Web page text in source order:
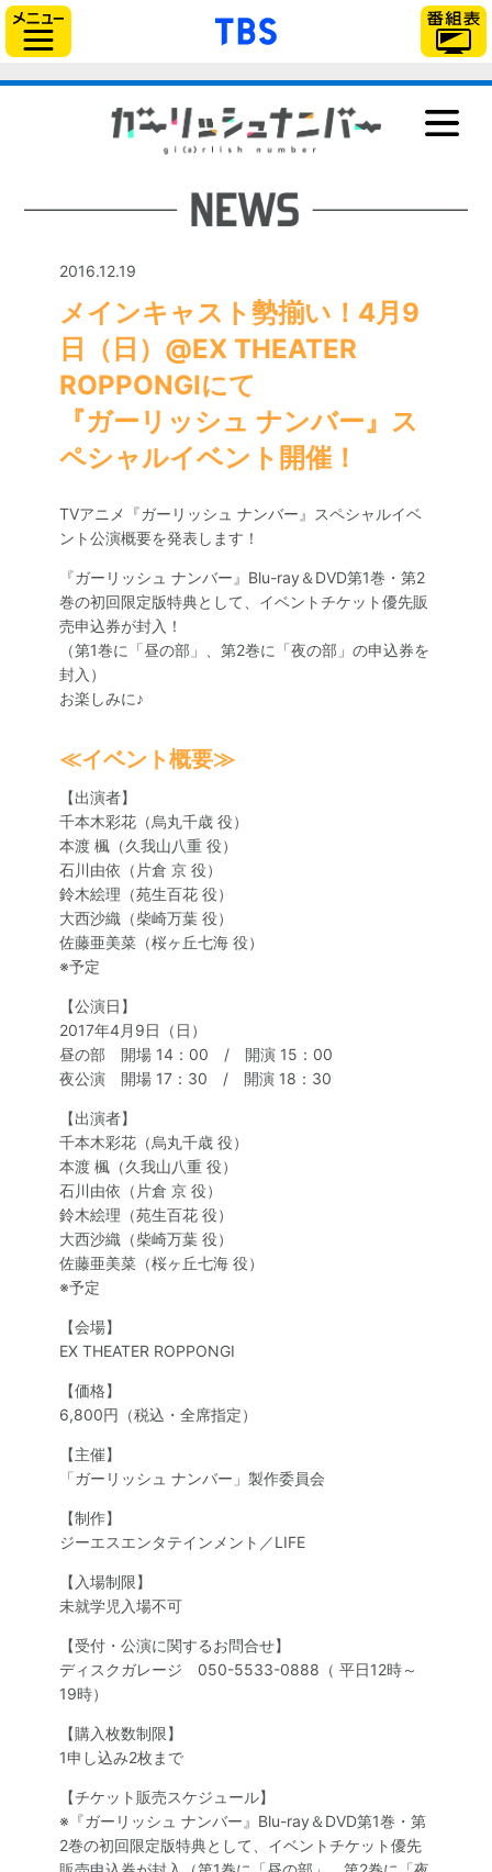
「TBSテレビ」トップ
NEWS
ONAIR
STAFF＆CAST
Blu-ray＆DVD
MUSIC
BOOK
2016.12.19
メインキャスト勢揃い！4月9
日（日）@EX THEATER
ROPPONGIにて
『ガーリッシュ ナンバー』ス
ペシャルイベント開催！
TVアニメ『ガーリッシュ ナンバー』スペシャルイベ
ント公演概要を発表します！
『ガーリッシュ ナンバー』Blu-ray＆DVD第1巻・第2
巻の初回限定版特典として、イベントチケット優先販
売申込券が封入！
（第1巻に「昼の部」、第2巻に「夜の部」の申込券を
封入）
お楽しみに♪
≪イベント概要≫
【出演者】
千本木彩花（烏丸千歳 役）
本渡 楓（久我山八重 役）
石川由依（片倉 京 役）
鈴木絵理（苑生百花 役）
大西沙織（柴崎万葉 役）
佐藤亜美菜（桜ヶ丘七海 役）
※予定
【公演日】
2017年4月9日（日）
昼の部 開場 14：00 / 開演 15：00
夜公演 開場 17：30 / 開演 18：30
【出演者】
千本木彩花（烏丸千歳 役）
本渡 楓（久我山八重 役）
石川由依（片倉 京 役）
鈴木絵理（苑生百花 役）
大西沙織（柴崎万葉 役）
佐藤亜美菜（桜ヶ丘七海 役）
※予定
【会場】
EX THEATER ROPPONGI
【価格】
6,800円（税込・全席指定）
【主催】
「ガーリッシュ ナンバー」製作委員会
【制作】
ジーエスエンタテインメント／LIFE
【入場制限】
未就学児入場不可
【受付・公演に関するお問合せ】
ディスクガレージ 050-5533-0888（ 平日12時～
19時）
【購入枚数制限】
1申し込み2枚まで
【チケット販売スケジュール】
※『ガーリッシュ ナンバー』Blu-ray＆DVD第1巻・第
2巻の初回限定版特典として、イベントチケット優先